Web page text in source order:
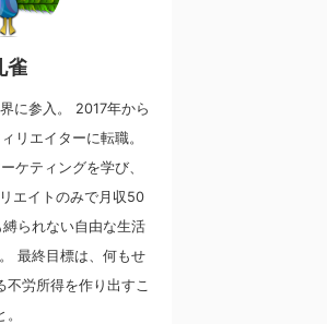
雀
に参入。 2017年から
リエイターに転職。
ケティングを学び、
エイトのみで月収50
られない自由な生活
最終目標は、何もせ
不労所得を作り出すこ
。